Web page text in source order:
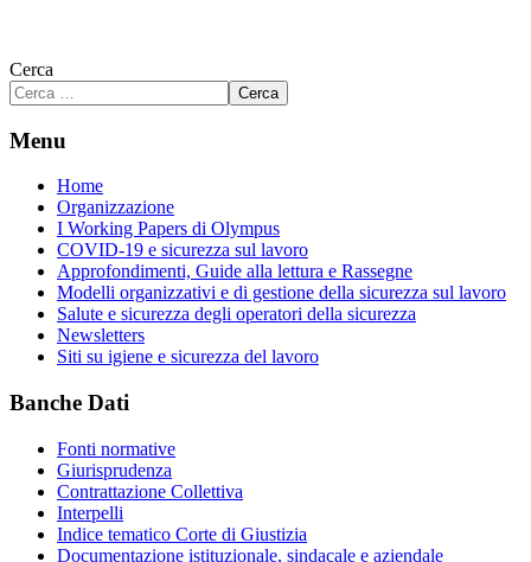
Cerca
Cerca
Menu
Home
Organizzazione
I Working Papers di Olympus
COVID-19 e sicurezza sul lavoro
Approfondimenti, Guide alla lettura e Rassegne
Modelli organizzativi e di gestione della sicurezza sul lavoro
Salute e sicurezza degli operatori della sicurezza
Newsletters
Siti su igiene e sicurezza del lavoro
Banche Dati
Fonti normative
Giurisprudenza
Contrattazione Collettiva
Interpelli
Indice tematico Corte di Giustizia
Documentazione istituzionale, sindacale e aziendale